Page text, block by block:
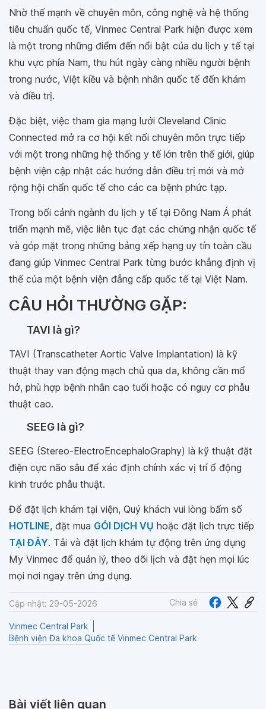
Nhờ thế mạnh về chuyên môn, công nghệ và hệ thống
tiêu chuẩn quốc tế, Vinmec Central Park hiện được xem
là một trong những điểm đến nổi bật của du lịch y tế tại
khu vực phía Nam, thu hút ngày càng nhiều người bệnh
trong nước, Việt kiều và bệnh nhân quốc tế đến khám
và điều trị.
Đặc biệt, việc tham gia mạng lưới Cleveland Clinic
Connected mở ra cơ hội kết nối chuyên môn trực tiếp
với một trong những hệ thống y tế lớn trên thế giới, giúp
bệnh viện cập nhật các hướng dẫn điều trị mới và mở
rộng hội chẩn quốc tế cho các ca bệnh phức tạp.
Trong bối cảnh ngành du lịch y tế tại Đông Nam Á phát
triển mạnh mẽ, việc liên tục đạt các chứng nhận quốc tế
và góp mặt trong những bảng xếp hạng uy tín toàn cầu
đang giúp Vinmec Central Park từng bước khẳng định vị
thế của một bệnh viện đẳng cấp quốc tế tại Việt Nam.
CÂU HỎI THƯỜNG GẶP:
TAVI là gì?
TAVI (Transcatheter Aortic Valve Implantation) là kỹ
thuật thay van động mạch chủ qua da, không cần mổ
hở, phù hợp bệnh nhân cao tuổi hoặc có nguy cơ phẫu
thuật cao.
SEEG là gì?
SEEG (Stereo-ElectroEncephaloGraphy) là kỹ thuật đặt
điện cực não sâu để xác định chính xác vị trí ổ động
kinh trước phẫu thuật.
Để đặt lịch khám tại viện, Quý khách vui lòng bấm số
HOTLINE, đặt mua GÓI DỊCH VỤ hoặc đặt lịch trực tiếp
TẠI ĐÂY. Tải và đặt lịch khám tự động trên ứng dụng
My Vinmec để quản lý, theo dõi lịch và đặt hẹn mọi lúc
mọi nơi ngay trên ứng dụng.
Cập nhật: 29-05-2026 Chia sẻ
Vinmec Central Park
Bệnh viện Đa khoa Quốc tế Vinmec Central Park
Bài viết liên quan